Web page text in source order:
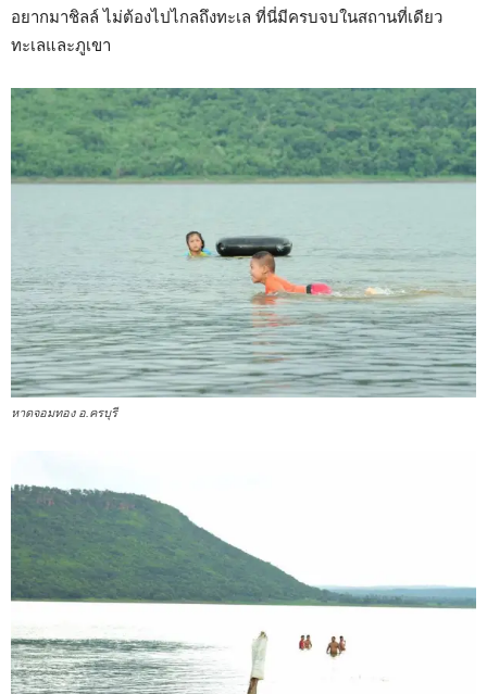
อยากมาชิลล์ ไม่ต้องไปไกลถึงทะเล ที่นี่มีครบจบในสถานที่เดียว
ทะเลและภูเขา
หาดจอมทอง อ.ครบุรี